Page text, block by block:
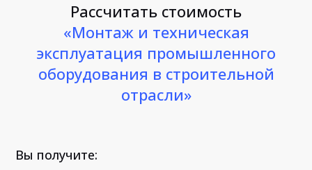
Рассчитать стоимость
«Монтаж и техническая
эксплуатация промышленного
оборудования в строительной
отрасли»
Вы получите: